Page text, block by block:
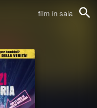
film in sala